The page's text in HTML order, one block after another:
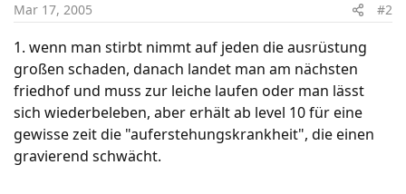
Mar 17, 2005 #2
1. wenn man stirbt nimmt auf jeden die ausrüstung
großen schaden, danach landet man am nächsten
friedhof und muss zur leiche laufen oder man lässt
sich wiederbeleben, aber erhält ab level 10 für eine
gewisse zeit die "auferstehungskrankheit", die einen
gravierend schwächt.